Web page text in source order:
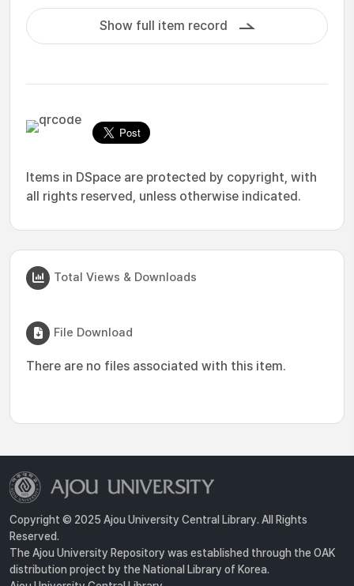
Show full item record
Items in DSpace are protected by copyright, with
all rights reserved, unless otherwise indicated.
Total Views & Downloads
File Download
There are no files associated with this item.
Copyright © 2025 Ajou University Central Library. All Rights
Reserved.
The Ajou University Repository was established through the OAK
distribution project by the National Library of Korea.